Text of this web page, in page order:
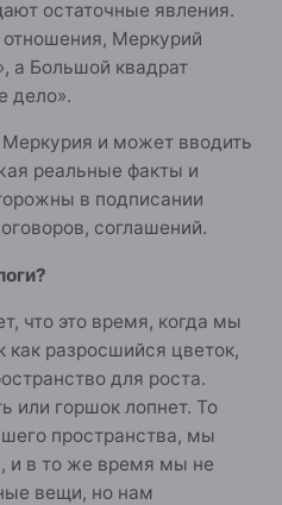
остаточные явления.
Меркурий
а Большой квадрат
дело».
Меркурия и может вводить
реальные факты и
в подписании
соглашений.
что это время, когда мы
разросшийся цветок,
для роста.
или горшок лопнет. То
пространства, мы
и в то же время мы не
вещи, но нам